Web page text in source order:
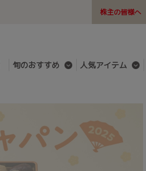
株主の皆様へ
旬のおすすめ 人気アイテム